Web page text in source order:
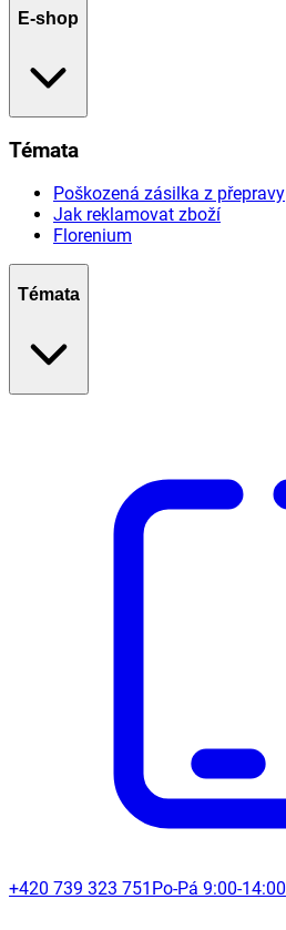
E-shop
Témata
Poškozená zásilka z přepravy
Jak reklamovat zboží
Florenium
Témata
+420 739 323 751 Po-Pá 9:00-14:00